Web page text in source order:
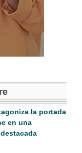
la portada
en una